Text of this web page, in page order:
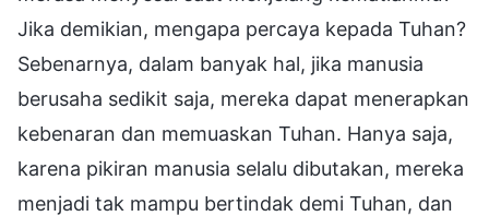
Jika demikian, mengapa percaya kepada Tuhan?
Sebenarnya, dalam banyak hal, jika manusia
berusaha sedikit saja, mereka dapat menerapkan
kebenaran dan memuaskan Tuhan. Hanya saja,
karena pikiran manusia selalu dibutakan, mereka
menjadi tak mampu bertindak demi Tuhan, dan